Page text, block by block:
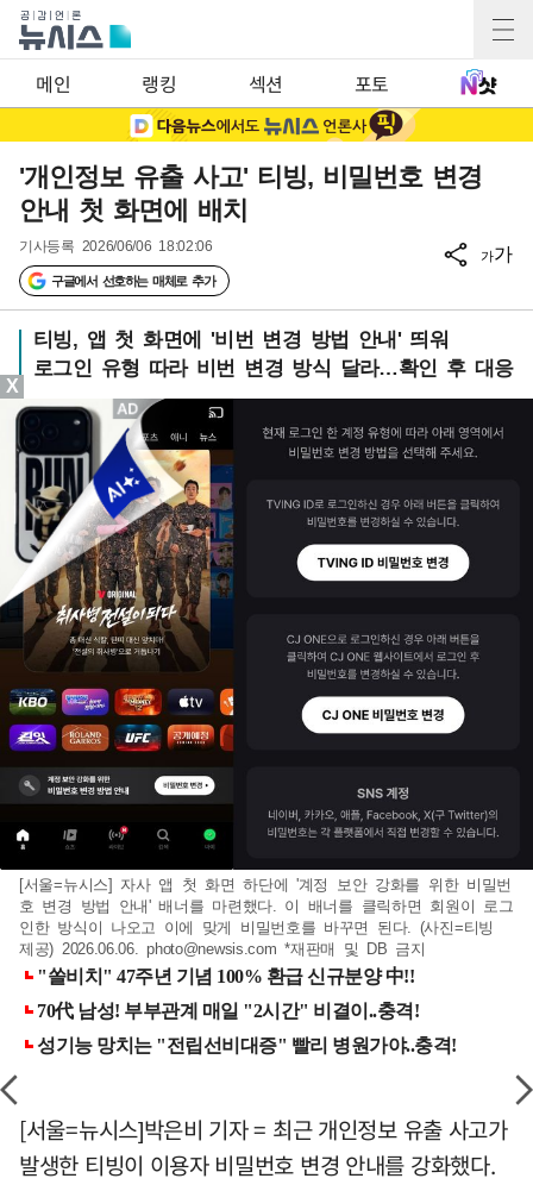
메인 랭킹 섹션 포토
'개인정보 유출 사고' 티빙, 비밀번호 변경
안내 첫 화면에 배치
기사등록 2026/06/06 18:02:06
구글에서 선호하는 매체로 추가
가가
티빙, 앱 첫 화면에 '비번 변경 방법 안내' 띄워
로그인 유형 따라 비번 변경 방식 달라…확인 후 대응
[서울=뉴시스] 자사 앱 첫 화면 하단에 '계정 보안 강화를 위한 비밀번
호 변경 방법 안내' 배너를 마련했다. 이 배너를 클릭하면 회원이 로그
인한 방식이 나오고 이에 맞게 비밀번호를 바꾸면 된다. (사진=티빙
제공) 2026.06.06.photo@newsis.com *재판매 및 DB 금지
[서울=뉴시스]박은비 기자 = 최근 개인정보 유출 사고가
발생한 티빙이 이용자 비밀번호 변경 안내를 강화했다.
X